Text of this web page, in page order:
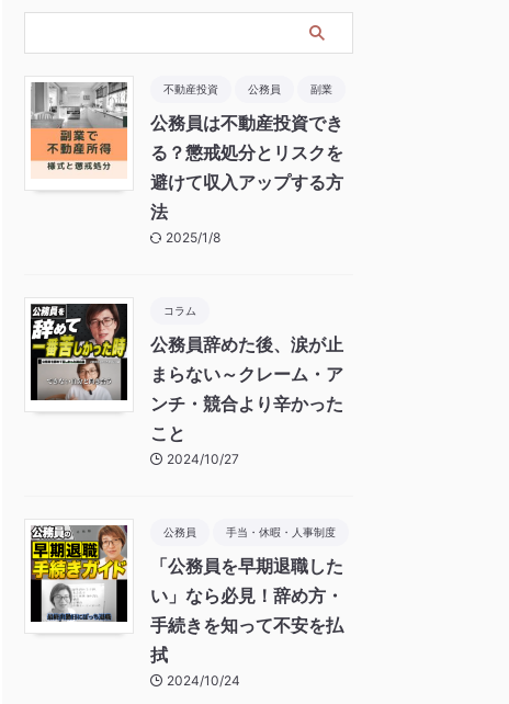
不動産投資 公務員 副業
公務員は不動産投資でき
る？懲戒処分とリスクを
避けて収入アップする方
法
2025/1/8
コラム
公務員辞めた後、涙が止
まらない～クレーム・ア
ンチ・競合より辛かった
こと
2024/10/27
公務員 手当・休暇・人事制度
「公務員を早期退職した
い」なら必見！辞め方・
手続きを知って不安を払
拭
2024/10/24